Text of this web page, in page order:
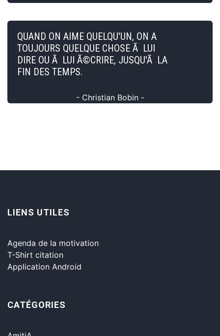
QUAND ON AIME QUELQU'UN, ON A
TOUJOURS QUELQUE CHOSE Ã LUI
DIRE OU Ã LUI Ã©CRIRE, JUSQU'Ã LA
FIN DES TEMPS.
- Christian Bobin -
LIENS UTILES
Agenda de la motivation
T-Shirt citation
Application Android
CATÉGORIES